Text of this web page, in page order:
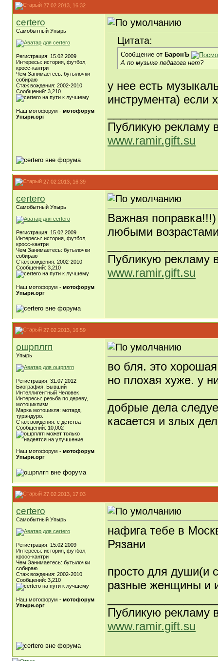
27.02.2013, 16:32
certero
Самобытный Упырь
Регистрация: 15.02.2009
Интересы: история, футбол,
кросс-кантри
Чем Занимаетесь: бутылочки
собираю
Стаж вождения: 2002-2010
Сообщений: 3,210
Наш мотофорум - мотофорум
Упыри.орг
Цитата:
Сообщение от БаронЪ
А по музыке педагога нет?
у нее есть
инструмента) если
Публикую рекламу
www.ramir.gift.su
27.02.2013, 16:39
certero
Самобытный Упырь
Регистрация: 15.02.2009
Интересы: история, футбол,
кросс-кантри
Чем Занимаетесь: бутылочки
собираю
Стаж вождения: 2002-2010
Сообщений: 3,210
Наш мотофорум - мотофорум
Упыри.орг
Важная поправка!!!)
любыми
Публикую рекламу
www.ramir.gift.su
27.02.2013, 16:59
ошрплгп
Упырь
Регистрация: 31.07.2012
Биография: Бывший
Интеллигентный Человек
Интересы: резьба по дереву,
мотоциклизм
Марка мотоцикля: мотард,
турэндуро.
Стаж вождения: с детства
Сообщений: 10,002
Наш мотофорум - мотофорум
Упыри.орг
во бля. это
но плохая хуже. у
добрые дела
касается и злых
27.02.2013, 17:03
certero
Самобытный Упырь
Регистрация: 15.02.2009
Интересы: история, футбол,
кросс-кантри
Чем Занимаетесь: бутылочки
собираю
Стаж вождения: 2002-2010
Сообщений: 3,210
Наш мотофорум - мотофорум
Упыри.орг
нафига тебе в
Рязани
просто для души(и
разные женщины и
Публикую рекламу
www.ramir.gift.su